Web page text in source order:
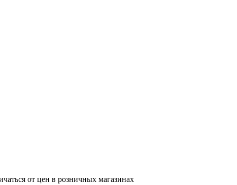
от цен в розничных магазинах